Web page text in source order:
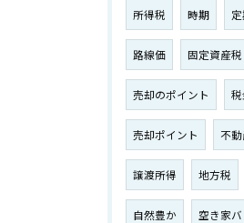
所得税 時期
路線価 固定資産税
売却のポイント
売却ポイント 不
譲渡所得 地方税
自然豊か 空き家